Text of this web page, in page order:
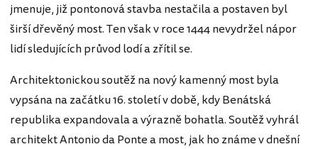
jmenuje, již pontonová stavba nestačila a postaven byl
širší dřevěný most. Ten však v roce 1444 nevydržel nápor
lidí sledujících průvod lodí a zřítil se.
Architektonickou soutěž na nový kamenný most byla
vypsána na začátku 16. století v době, kdy Benátská
republika expandovala a výrazně bohatla. Soutěž vyhrál
architekt Antonio da Ponte a most, jak ho známe v dnešní